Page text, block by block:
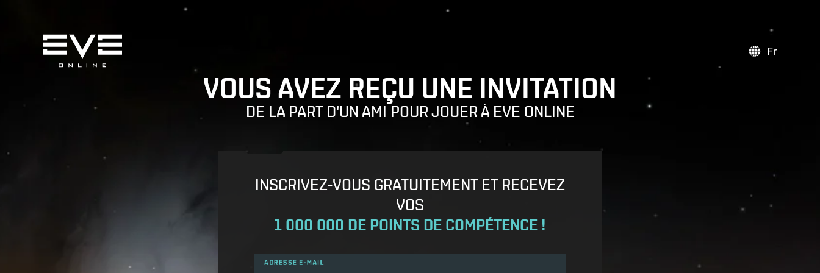
Fr
VOUS AVEZ REÇU UNE INVITATION
DE LA PART D'UN AMI POUR JOUER À EVE ONLINE
INSCRIVEZ-VOUS GRATUITEMENT ET RECEVEZ
VOS
1 000 000 DE POINTS DE COMPÉTENCE !
ADRESSE E-MAIL